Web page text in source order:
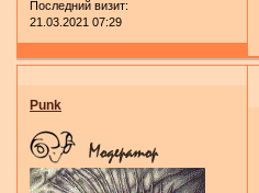
Последний визит:
21.03.2021 07:29
Punk